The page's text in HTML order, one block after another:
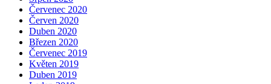
Červenec 2020
Červen 2020
Duben 2020
Březen 2020
Červenec 2019
Květen 2019
Duben 2019